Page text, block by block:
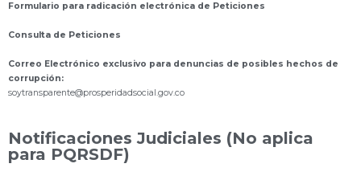
Formulario para radicación electrónica de Peticiones
Consulta de Peticiones
Correo Electrónico exclusivo para denuncias de posibles hechos de
corrupción:
soytransparente@prosperidadsocial.gov.co
Notificaciones Judiciales (No aplica
para PQRSDF)